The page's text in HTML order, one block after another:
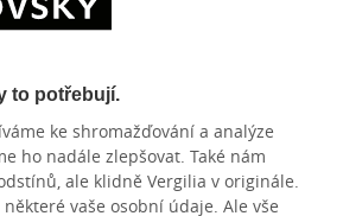
to potřebují.
ke shromažďování a analýze
ho nadále zlepšovat. Také nám
ale klidně Vergilia v originále.
vaše osobní údaje. Ale vše